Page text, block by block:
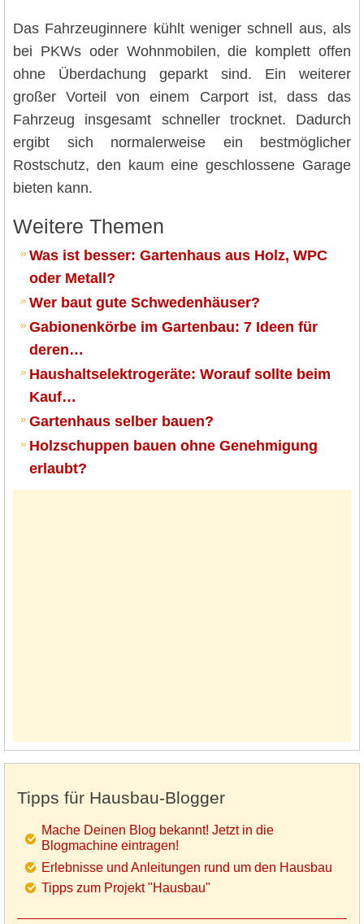
Das Fahrzeuginnere kühlt weniger schnell aus, als
bei PKWs oder Wohnmobilen, die komplett offen
ohne Überdachung geparkt sind. Ein weiterer
großer Vorteil von einem Carport ist, dass das
Fahrzeug insgesamt schneller trocknet. Dadurch
ergibt sich normalerweise ein bestmöglicher
Rostschutz, den kaum eine geschlossene Garage
bieten kann.
Weitere Themen
Was ist besser: Gartenhaus aus Holz, WPC
oder Metall?
Wer baut gute Schwedenhäuser?
Gabionenkörbe im Gartenbau: 7 Ideen für
deren…
Haushaltselektrogeräte: Worauf sollte beim
Kauf…
Gartenhaus selber bauen?
Holzschuppen bauen ohne Genehmigung
erlaubt?
Tipps für Hausbau-Blogger
Mache Deinen Blog bekannt! Jetzt in die
Blogmachine eintragen!
Erlebnisse und Anleitungen rund um den Hausbau
Tipps zum Projekt "Hausbau"